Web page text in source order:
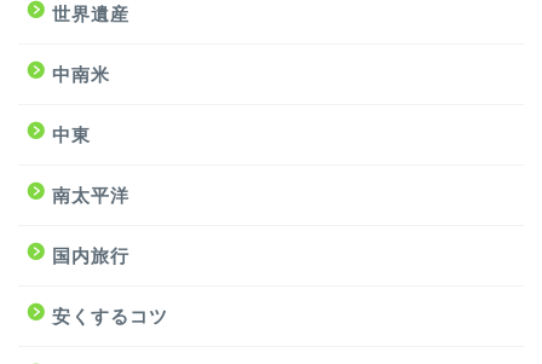
世界遺産
中南米
中東
南太平洋
国内旅行
安くするコツ